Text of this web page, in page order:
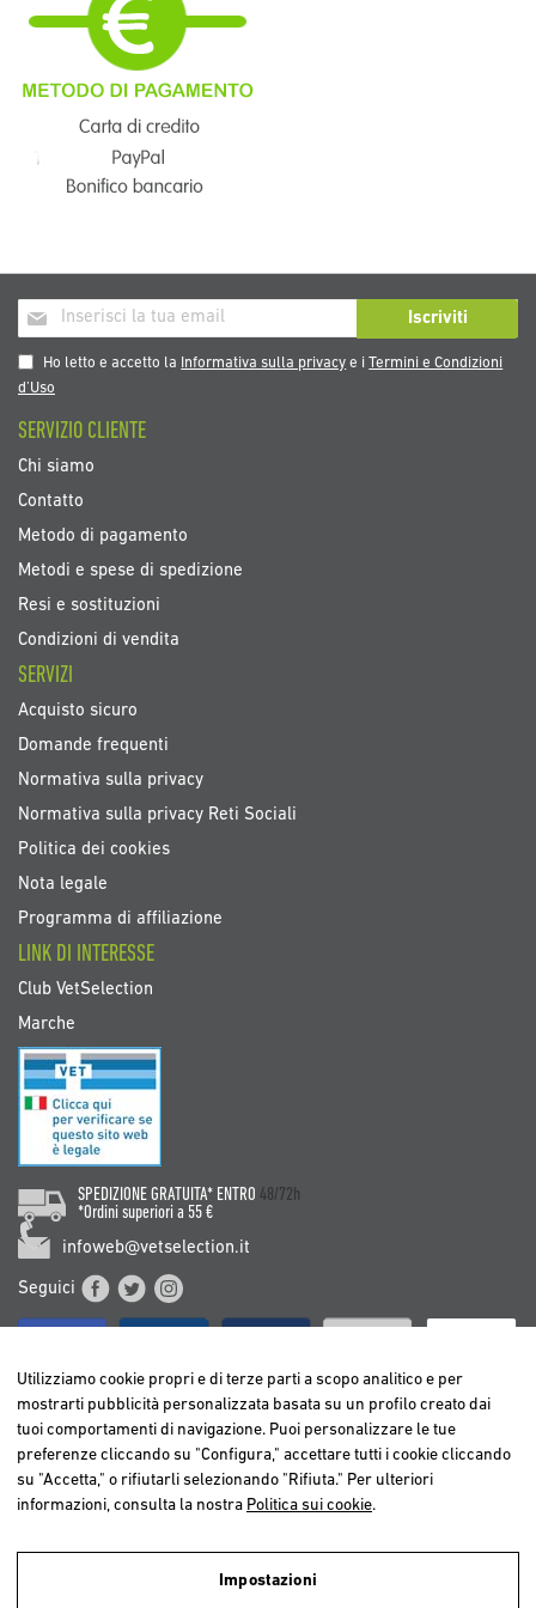
Iscriviti
alla
nostra
Newsletter:
Iscriviti
Ho letto e accetto la Informativa sulla privacy e iTermini e Condizioni
d’Uso
SERVIZIO CLIENTE
Chi siamo
Contatto
Metodo di pagamento
Metodi e spese di spedizione
Resi e sostituzioni
Condizioni di vendita
SERVIZI
Acquisto sicuro
Domande frequenti
Normativa sulla privacy
Normativa sulla privacy Reti Sociali
Politica dei cookies
Nota legale
Programma di affiliazione
LINK DI INTERESSE
Club VetSelection
Marche
SPEDIZIONE GRATUITA* ENTRO 48/72h
*Ordini superiori a 55 €
infoweb@vetselection.it
Seguici
BELGIË / BELGIQUE
DEUTSCHLAND
ESPAÑA
ITALIA
Utilizziamo cookie propri e di terze parti a scopo analitico e per
mostrarti pubblicità personalizzata basata su un profilo creato dai
tuoi comportamenti di navigazione. Puoi personalizzare le tue
preferenze cliccando su "Configura," accettare tutti i cookie cliccando
su "Accetta," o rifiutarli selezionando "Rifiuta." Per ulteriori
informazioni, consulta la nostra Politica sui cookie.
Impostazioni